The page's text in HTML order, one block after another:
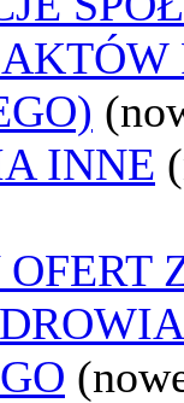
INNE